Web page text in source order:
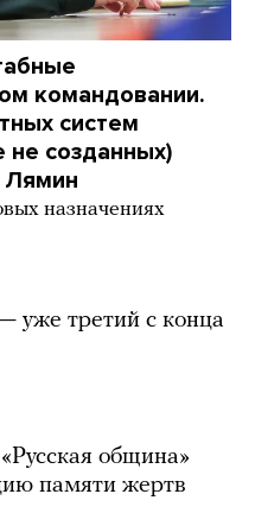
командовании.
систем
не созданных)
Лямин
назначениях
уже третий с конца
община»
памяти жертв